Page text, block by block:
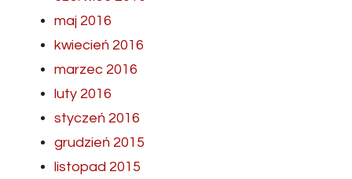
maj 2016
kwiecień 2016
marzec 2016
luty 2016
styczeń 2016
grudzień 2015
listopad 2015